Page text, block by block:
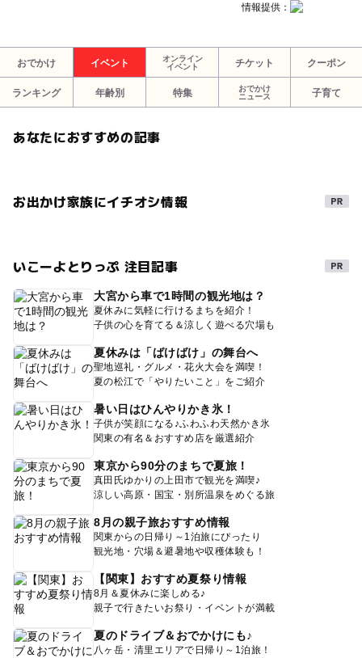
情報提供：
おでかけ イベント
オンライン
イベント
チケット クーポン
ランキング 年齢別 特集
おでかけ
ニュース
子育て
あなたにおすすめの記事
お出かけ家族にイチオシ情報
いこーよとりっぷ 注目記事
大宮から車で1時間の観光地は？
夏休みに気軽に行けるまちを紹介！
子供の心を育てる＆涼しく遊べる穴場も
夏休みは「ばけばけ」の舞台へ
聖地巡礼・グルメ・花火大会を満喫！
夏の松江で「やりたいこと」をご紹介
暑い日はひんやりかき氷！
子供が笑顔になる♪ふわふわ天然かき氷
関東の有名＆おすすめ店を厳選紹介
東京から90分のまちで夏旅！
真田氏ゆかりの上田市で観光を満喫♪
涼しい高原・国宝・別所温泉をめぐる旅
8月の親子旅おすすめ情報
関東からの日帰り～1泊旅にぴったり
観光地・穴場＆避暑地や収穫体験も！
【関東】おすすめ夏祭り情報
8月＆夏休みに楽しめる♪
親子で行きたいお祭り・イベントが満載
夏のドライブ＆おでかけにも♪
八ヶ岳・清里エリアで日帰り～1泊旅！